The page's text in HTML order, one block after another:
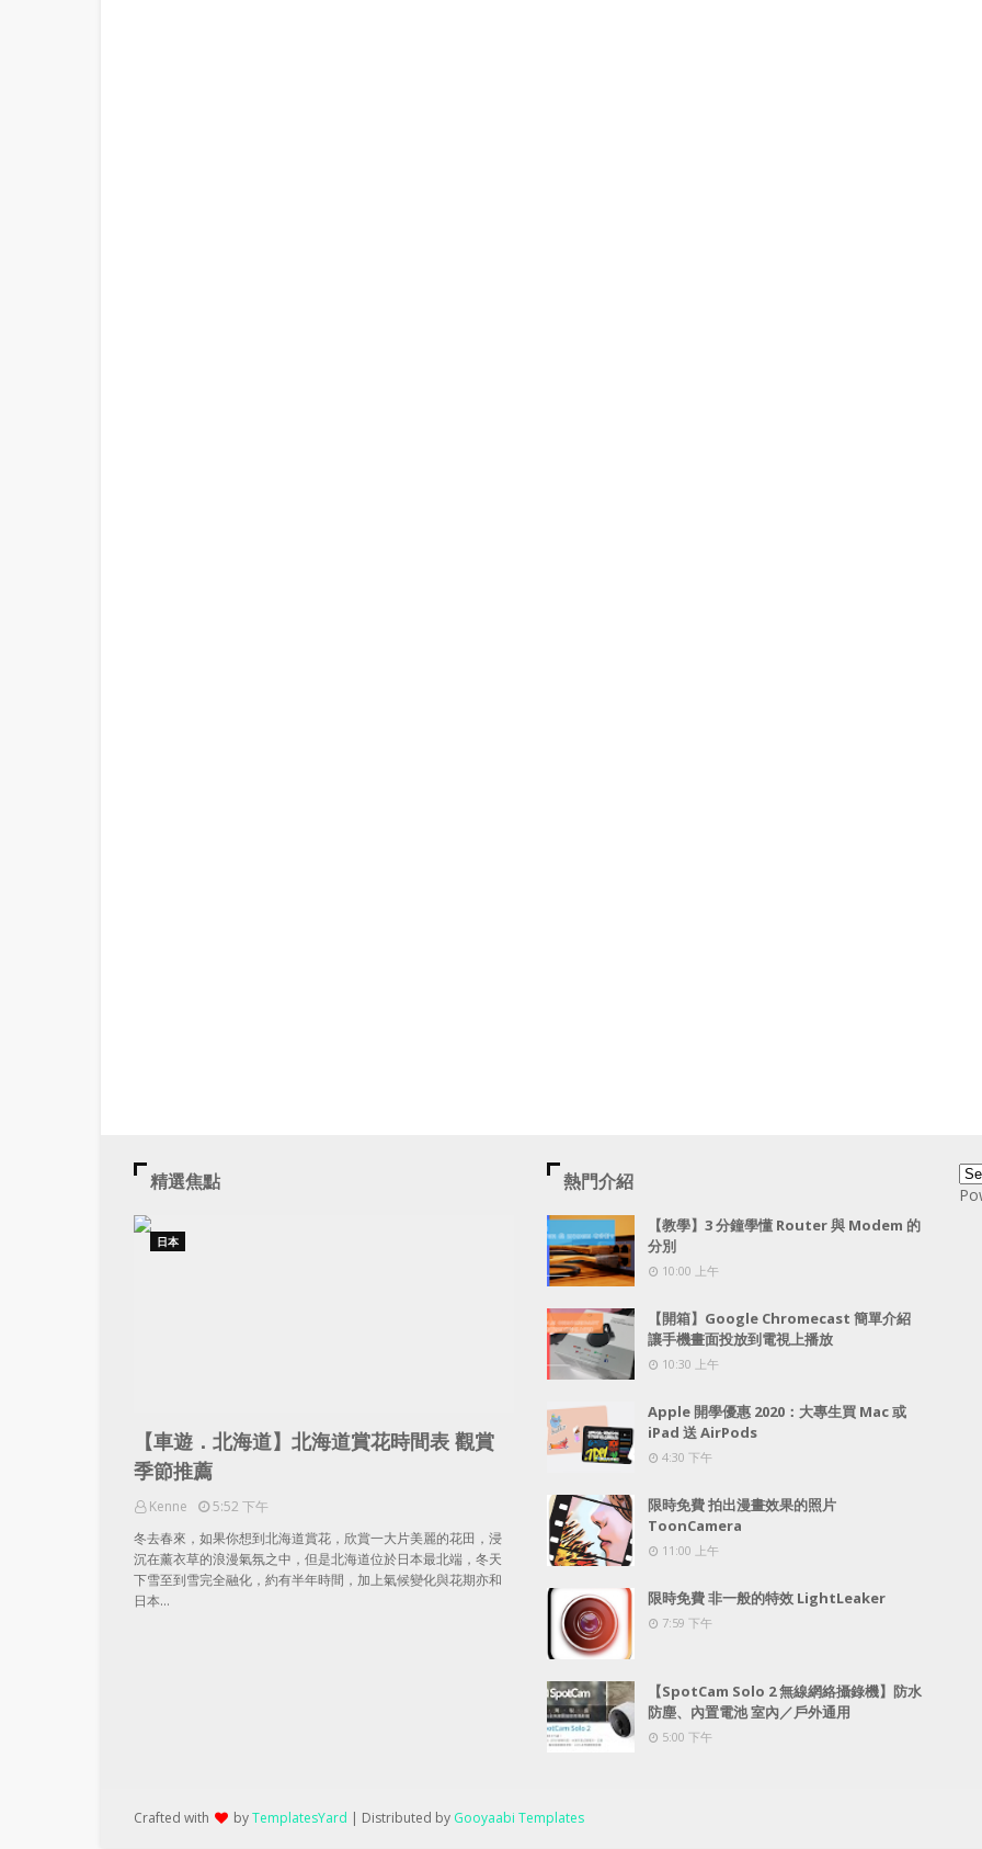
精選焦點
日本
【車遊．北海道】北海道賞花時間表 觀賞
季節推薦
Kenne
5:52 下午
冬去春來，如果你想到北海道賞花，欣賞一大片美麗的花田，浸
沉在薰衣草的浪漫氣氛之中，但是北海道位於日本最北端，冬天
下雪至到雪完全融化，約有半年時間，加上氣候變化與花期亦和
日本…
熱門介紹
【教學】3 分鐘學懂 Router 與 Modem 的
分別
10:00 上午
【開箱】Google Chromecast 簡單介紹
讓手機畫面投放到電視上播放
10:30 上午
Apple 開學優惠 2020：大專生買 Mac 或
iPad 送 AirPods
4:30 下午
限時免費 拍出漫畫效果的照片
ToonCamera
11:00 上午
限時免費 非一般的特效 LightLeaker
7:59 下午
【SpotCam Solo 2 無線網絡攝錄機】防水
防塵、內置電池 室內／戶外通用
5:00 下午
Crafted with byTemplatesYard | Distributed by Gooyaabi Templates